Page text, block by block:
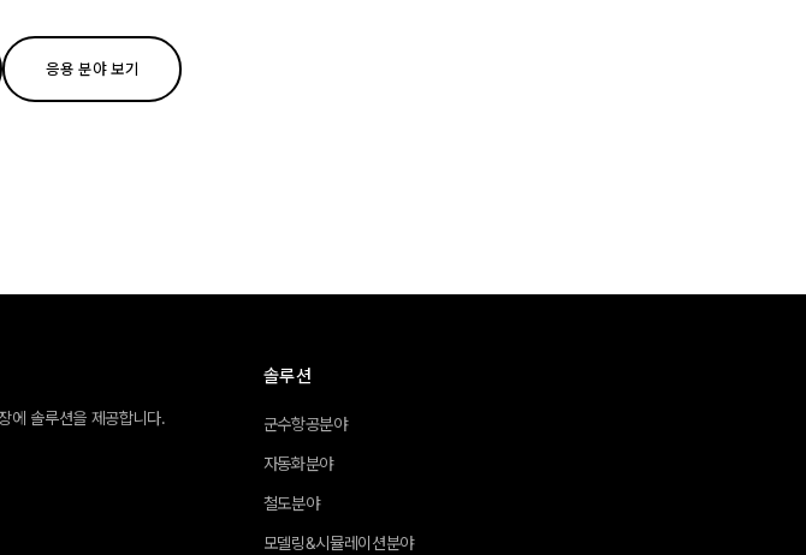
응용 분야 보기
에 솔루션을 제공합니다.
솔루션
군수항공분야
자동화분야
철도분야
모델링&시뮬레이션분야